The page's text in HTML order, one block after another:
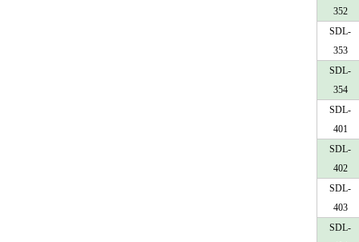
352
SDL-
353
SDL-
354
SDL-
401
SDL-
402
SDL-
403
SDL-